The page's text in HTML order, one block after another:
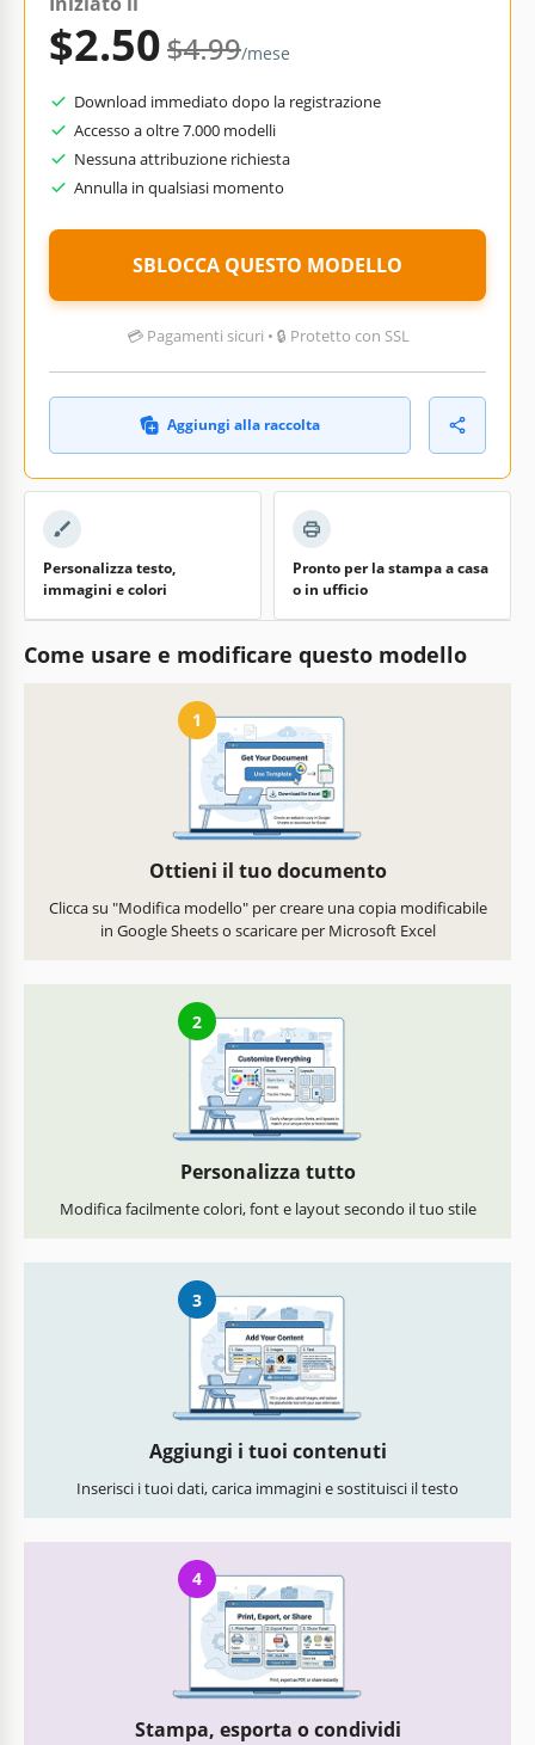
$2.50$4.99/mese
Download immediato dopo la registrazione
Accesso a oltre 7.000 modelli
Nessuna attribuzione richiesta
Annulla in qualsiasi momento
SBLOCCA QUESTO MODELLO
💳 Pagamenti sicuri • 🔒 Protetto con SSL
Aggiungi alla raccolta
Personalizza testo,
immagini e colori
Pronto per la stampa a casa
o in ufficio
Come usare e modificare questo modello
1
Ottieni il tuo documento
Clicca su "Modifica modello" per creare una copia modificabile
in Google Sheets o scaricare per Microsoft Excel
2
Personalizza tutto
Modifica facilmente colori, font e layout secondo il tuo stile
3
Aggiungi i tuoi contenuti
Inserisci i tuoi dati, carica immagini e sostituisci il testo
4
Stampa, esporta o condividi